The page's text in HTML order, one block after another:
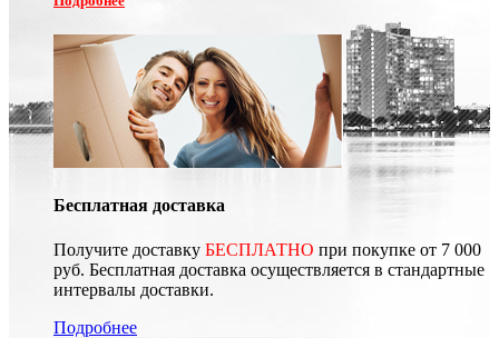
Бесплатная доставка
Получите доставку БЕСПЛАТНО при покупке от 7 000
руб. Бесплатная доставка осуществляется в стандартные
интервалы доставки.
Подробнее